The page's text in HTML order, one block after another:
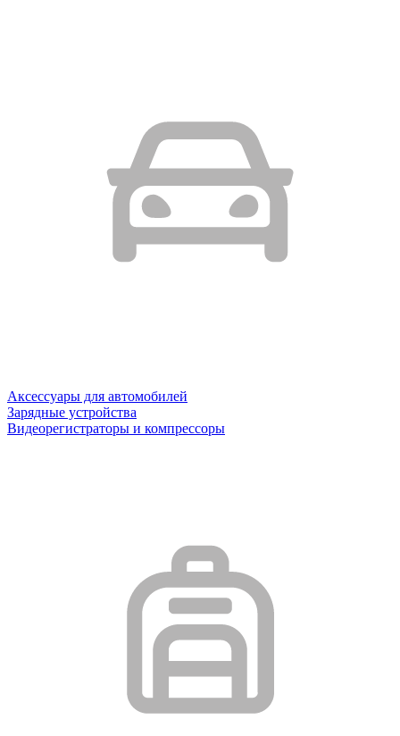
Аксессуары для автомобилей
Зарядные устройства
Видеорегистраторы и компрессоры